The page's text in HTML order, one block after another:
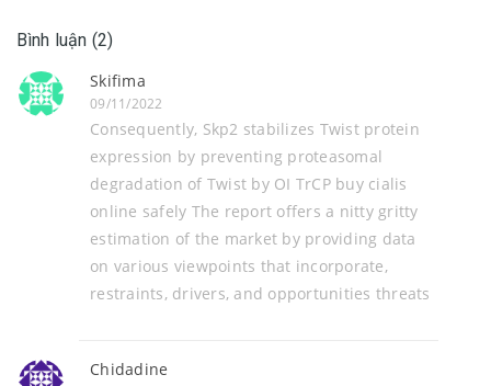
Bình luận (2)
Skifima
09/11/2022
Consequently, Skp2 stabilizes Twist protein
expression by preventing proteasomal
degradation of Twist by ОІ TrCP buy cialis
online safely The report offers a nitty gritty
estimation of the market by providing data
on various viewpoints that incorporate,
restraints, drivers, and opportunities threats
Chidadine